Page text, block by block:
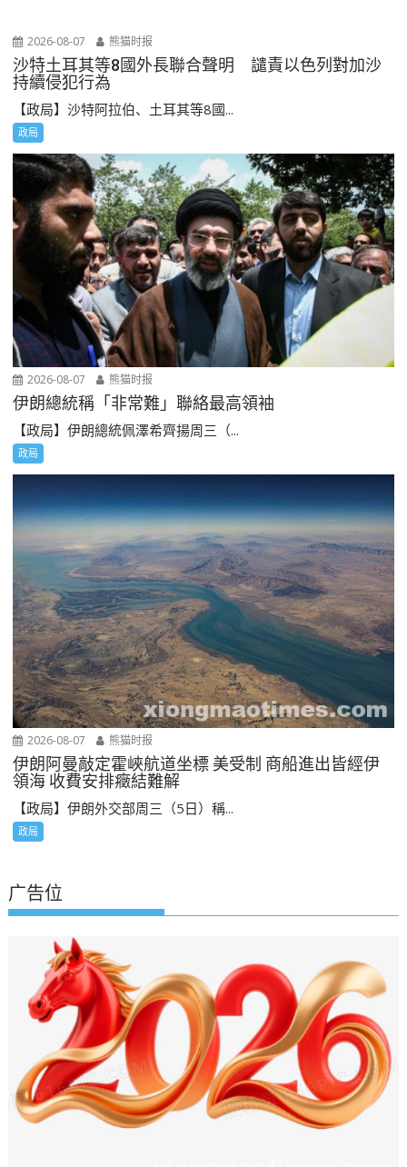
2026-08-07 熊猫时报
沙特土耳其等8國外長聯合聲明 譴責以色列對加沙
持續侵犯行為
【政局】沙特阿拉伯、土耳其等8國...
政局
2026-08-07 熊猫时报
伊朗總統稱「非常難」聯絡最高領袖
【政局】伊朗總統佩澤希齊揚周三（...
政局
2026-08-07 熊猫时报
伊朗阿曼敲定霍峽航道坐標 美受制 商船進出皆經伊
領海 收費安排癥結難解
【政局】伊朗外交部周三（5日）稱...
政局
广告位